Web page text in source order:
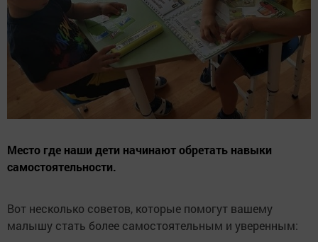
Место где наши дети начинают обретать навыки
самостоятельности.
Вот несколько советов, которые помогут вашему
малышу стать более самостоятельным и уверенным: